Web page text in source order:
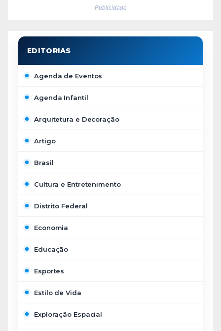
Publicidade
Agenda de Eventos
Agenda Infantil
Arquitetura e Decoração
Artigo
Brasil
Cultura e Entretenimento
Distrito Federal
Economia
Educação
Esportes
Estilo de Vida
Exploração Espacial